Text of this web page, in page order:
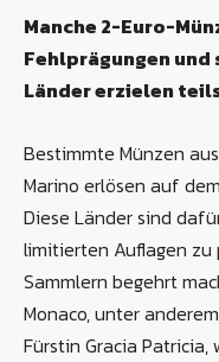
Manche 2-Euro-
Fehlprägungen
Länder erzielen
Bestimmte Münzen
Marino erlösen auf
Diese Länder sind
limitierten Auflagen zu
Sammlern begehrt
Monaco, unter
Fürstin Gracia